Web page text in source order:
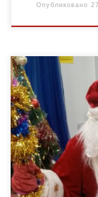
Опубликовано
25 декабря в
прошел
Заяц, который